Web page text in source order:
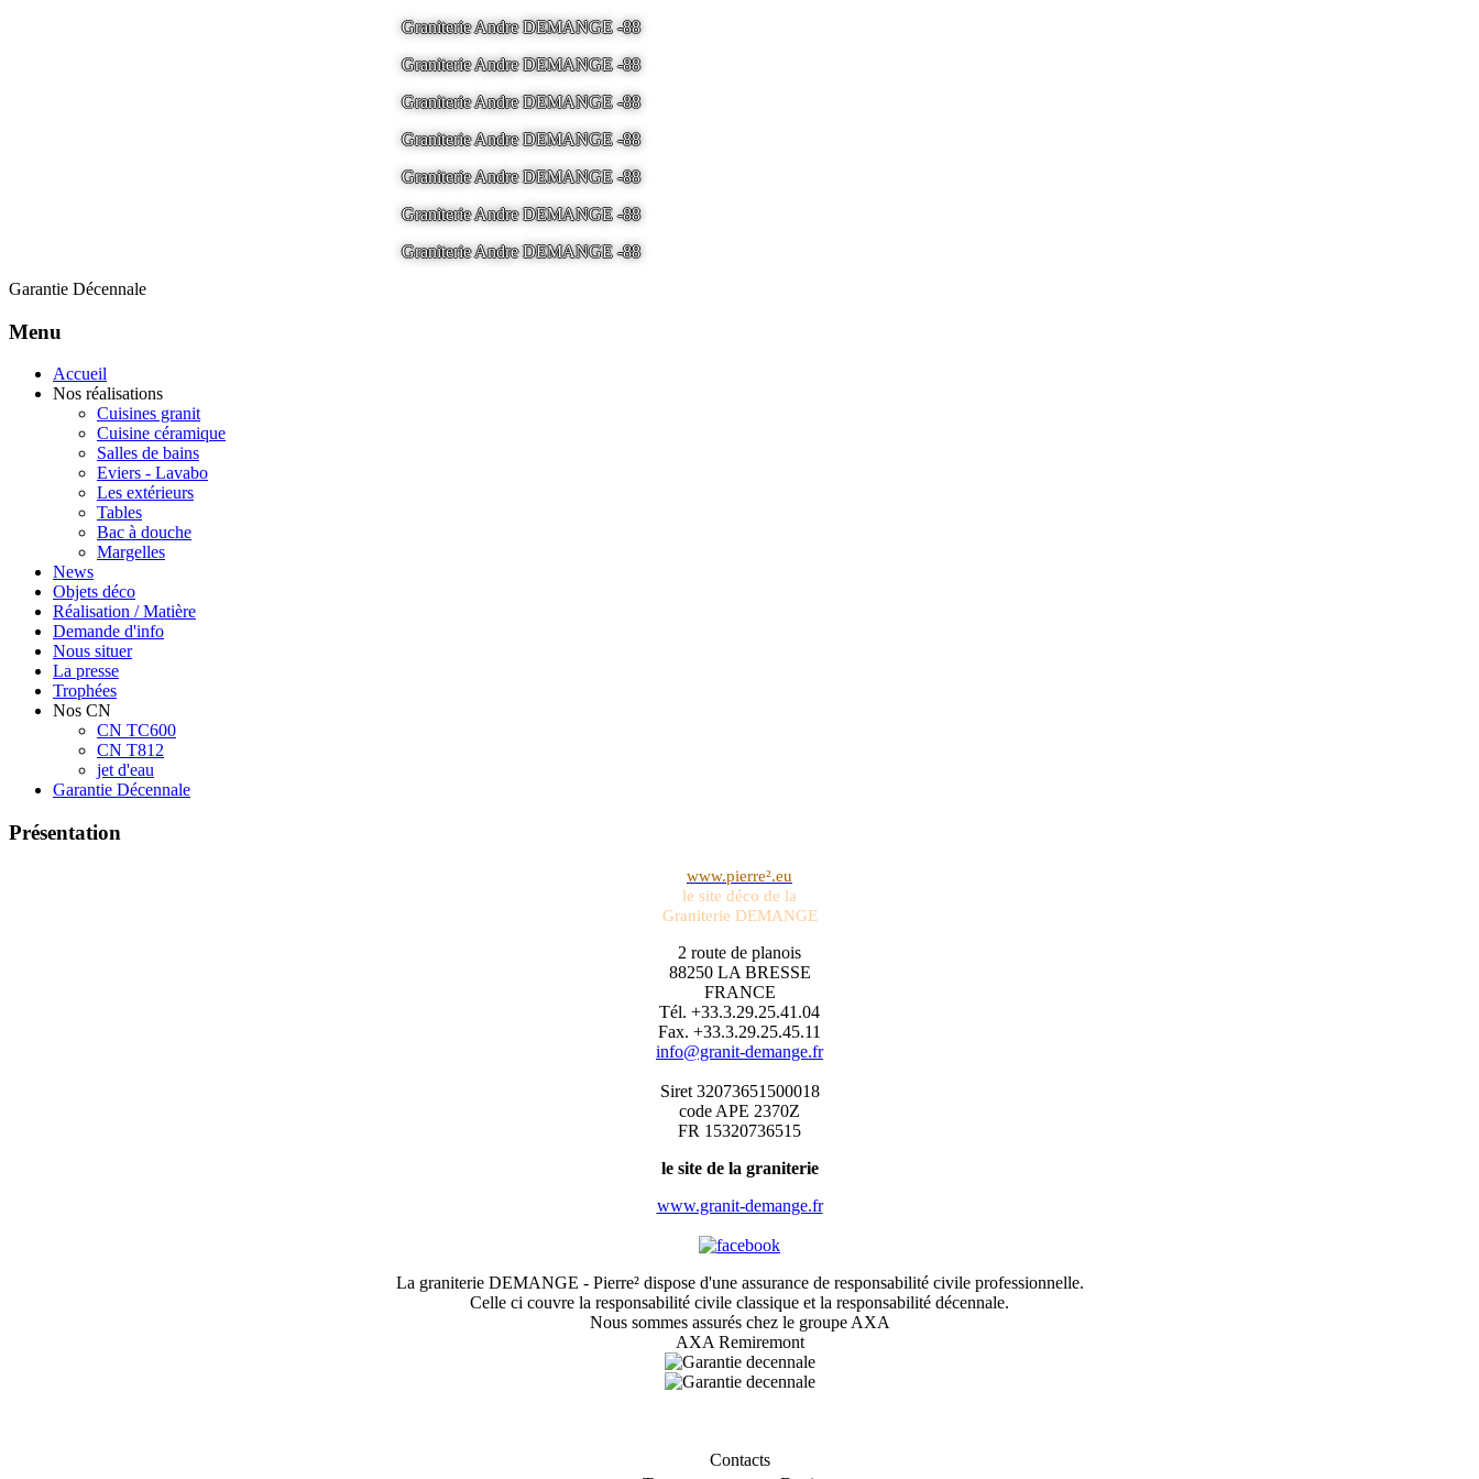
Graniterie Andre DEMANGE -88
Graniterie Andre DEMANGE -88
Graniterie Andre DEMANGE -88
Graniterie Andre DEMANGE -88
Graniterie Andre DEMANGE -88
Graniterie Andre DEMANGE -88
Graniterie Andre DEMANGE -88
Garantie Décennale
Menu
Accueil
Nos réalisations
Cuisines granit
Cuisine céramique
Salles de bains
Eviers - Lavabo
Les extérieurs
Tables
Bac à douche
Margelles
News
Objets déco
Réalisation / Matière
Demande d'info
Nous situer
La presse
Trophées
Nos CN
CN TC600
CN T812
jet d'eau
Garantie Décennale
Présentation
www.pierre².eu
le site déco de la
Graniterie DEMANGE
2 route de planois
88250 LA BRESSE
FRANCE
Tél. +33.3.29.25.41.04
Fax. +33.3.29.25.45.11
info@granit-demange.fr
Siret 32073651500018
code APE 2370Z
FR 15320736515
le site de la graniterie
www.granit-demange.fr
La graniterie DEMANGE - Pierre² dispose d'une assurance de responsabilité civile professionnelle.
Celle ci couvre la responsabilité civile classique et la responsabilité décennale.
Nous sommes assurés chez le groupe AXA
AXA Remiremont
Contacts